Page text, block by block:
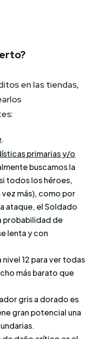
en las tiendas,
.
primarias y/o
buscamos la
todos los héroes,
más), como por
ataque, el Soldado
probabilidad de
lenta y con
12 para ver todas
más barato que
gris a dorado es
gran potencial una